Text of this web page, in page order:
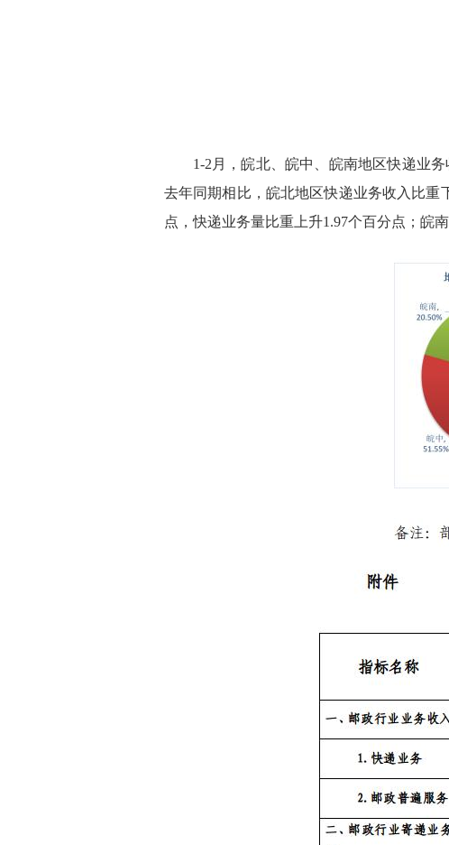
1-2月，皖北、皖中、皖南地区快递业务
去年同期相比，皖北地区快递业务收入比重
点，快递业务量比重上升1.97个百分点；皖